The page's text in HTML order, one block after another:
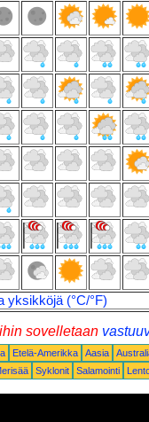
yksikköjä (°C/°F)
sovelletaan
Etelä-Amerikka Aasia
Syklonit Salamointi